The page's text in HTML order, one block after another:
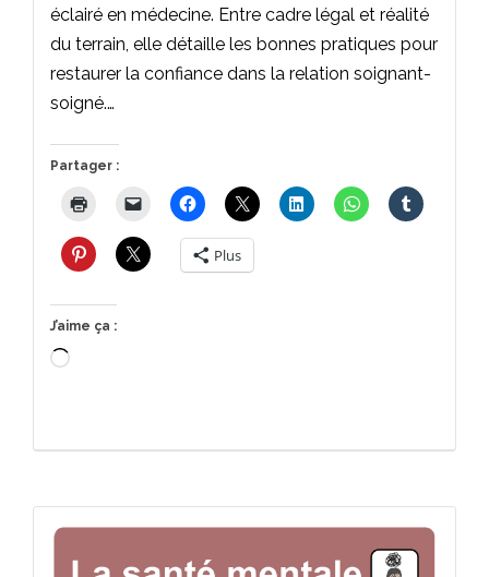
éclairé en médecine. Entre cadre légal et réalité
du terrain, elle détaille les bonnes pratiques pour
restaurer la confiance dans la relation soignant-
soigné.…
Partager :
Plus
J’aime ça :
Chargement…